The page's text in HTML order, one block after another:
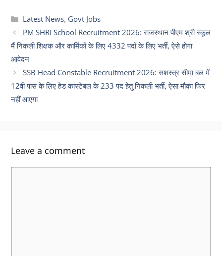
Categories
Latest News, Govt Jobs
PM SHRI School Recruitment 2026: राजस्थान पीएम श्री स्कूल
मैं निकली शिक्षक और कार्मिकों के लिए 4332 पदों के लिए भर्ती, ऐसे होगा
आवेदन
SSB Head Constable Recruitment 2026: सशस्त्र सीमा बल में
12वीं पास के लिए हेड कांस्टेबल के 233 पद हेतु निकली भर्ती, ऐसा मौका फिर
नहीं आएगा
Leave a comment